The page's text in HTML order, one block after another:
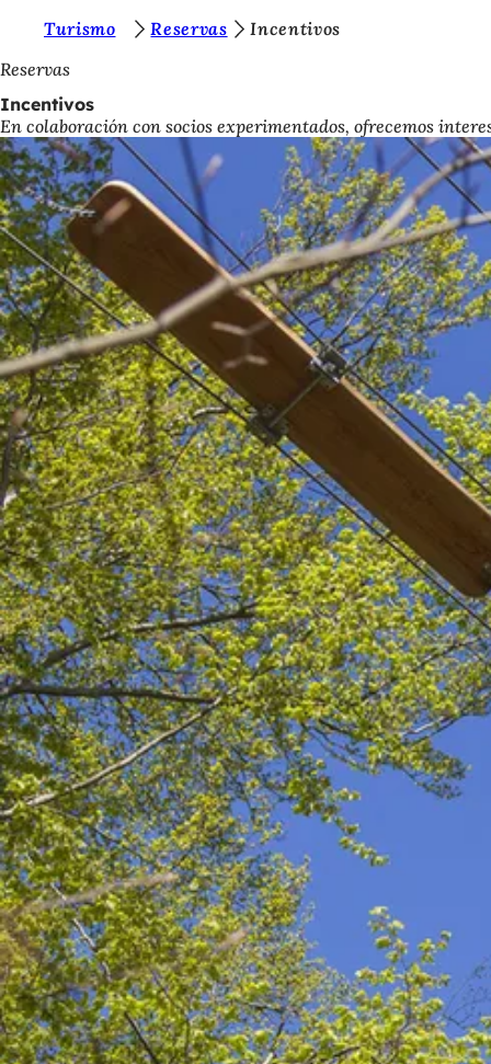
Saltar al contenido
s
t
á
s
a
q
u
í
:
Turismo Reservas
Incentivos
Reservas
Incentivos
En colaboración con socios experimentados, ofrecemos